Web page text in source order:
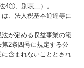
4①、別表二）。
、法人税基本通達等に
が定める収益事業の範
2条四号に規定する公
含まれないこととされ